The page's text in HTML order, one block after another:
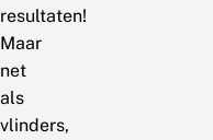
resultaten!
Maar
net
als
vlinders,